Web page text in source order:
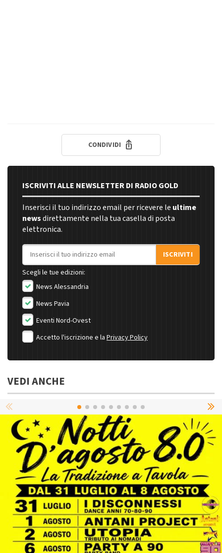
CONDIVIDI
ISCRIVITI ALLE NEWSLETTER DI RADIO GOLD
Inserisci il tuo indirizzo email per ricevere le ultime
newsdirettamente nella tua casella di posta
elettronica.
Indirizzo email
ISCRIVITI
Scegli le tue edizioni:
News Alessandria
News Pavia
Eventi Nord-Ovest
Accetto l'iscrizione e la Privacy Policy
VEDI ANCHE